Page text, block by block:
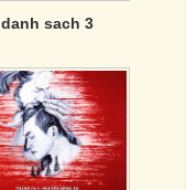
danh sach 3